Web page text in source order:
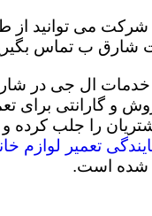
شرکت می توانید از
شارق ب تماس
ال جی در
و گارانتی برای
را جلب کرده و
تعمیر لوازم
شده است.